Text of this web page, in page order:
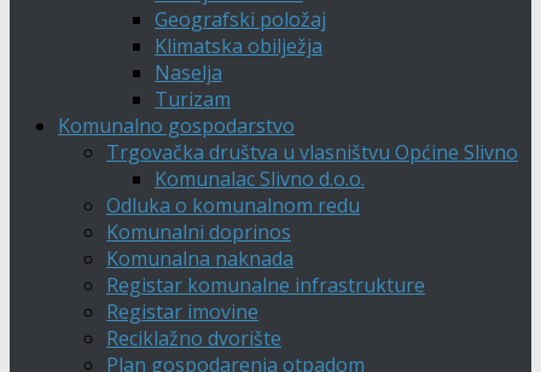
Geografski položaj
Klimatska obilježja
Naselja
Turizam
Komunalno gospodarstvo
Trgovačka društva u vlasništvu Općine Slivno
Komunalac Slivno d.o.o.
Odluka o komunalnom redu
Komunalni doprinos
Komunalna naknada
Registar komunalne infrastrukture
Registar imovine
Reciklažno dvorište
Plan gospodarenja otpadom